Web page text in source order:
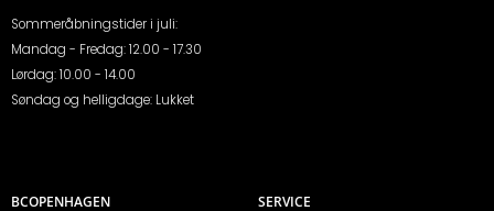
Sommeråbningstider i juli:
Mandag - Fredag: 12.00 - 17.30
Lørdag: 10.00 - 14.00
Søndag og helligdage: Lukket
BCOPENHAGEN SERVICE